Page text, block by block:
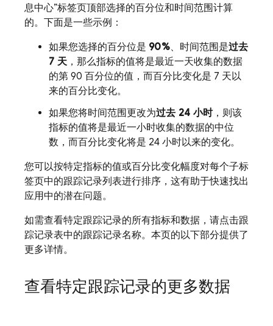
息中心”标签页顶部选择的百分位和时间范围计算
的。下面是一些示例：
如果您选择的百分位是 90%、时间范围是过去
7 天，那么指标的值将是最近一天收集的数据
的第 90 百分位的值 ，而百分比变化是 7 天以
来的百分比变化。
如果您将时间范围更改为过去 24 小时，则该
指标的值将是最近一小时收集的数据的中位
数 ， 而百分比变化将是 24 小时以来的变化。
您可以按特定指标的值或百分比变化幅度对每个子标
签页中的跟踪记录列表进行排序，这有助于快速找出
应用中的潜在问题。
如需查看特定跟踪记录的所有指标和数据，请点击跟
踪记录表中的跟踪记录名称。本页的以下部分提供了
更多详情。
查看特定跟踪记录的更多数据